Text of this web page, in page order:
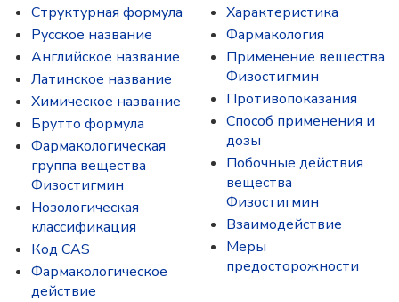
Структурная формула
Русское название
Английское название
Латинское название
Химическое название
Брутто формула
Фармакологическая
группа вещества
Физостигмин
Нозологическая
классификация
Код CAS
Фармакологическое
действие
Характеристика
Фармакология
Применение вещества
Физостигмин
Противопоказания
Способ применения и
дозы
Побочные действия
вещества
Физостигмин
Взаимодействие
Меры
предосторожности